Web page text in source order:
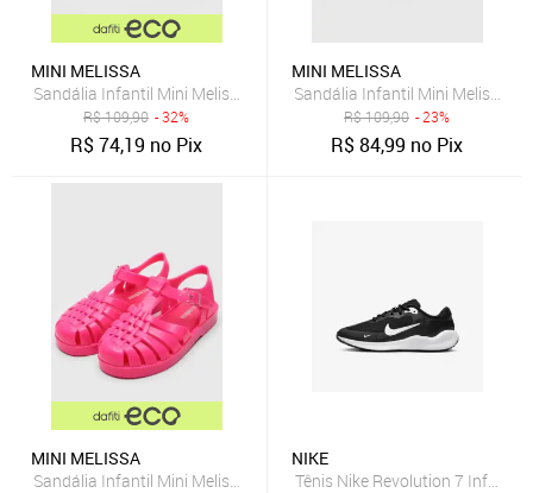
MINI MELISSA
Sandália Infantil Mini Melissa Possession Shiny Rosa
R$109,90 - 32%
R$74,19 no Pix
MINI MELISSA
Sandália Infantil Mini Melissa
R$109,90 - 23%
R$84,99 no Pix
MINI MELISSA
Sandália Infantil Mini Melissa Possession Pink
NIKE
Tênis Nike Revolution 7 Infantil